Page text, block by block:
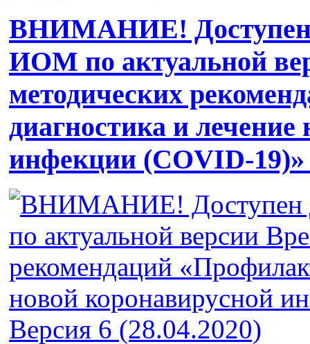
ВНИМАНИЕ! Доступен
ИОМ по актуальной
методических
диагностика и
инфекции (COVID-19)»